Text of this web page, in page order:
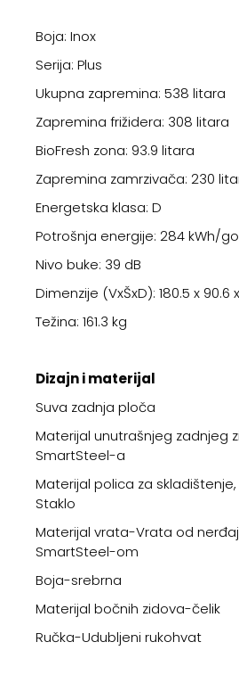
Boja: Inox
Serija: Plus
Ukupna zapremina: 538 litara
Zapremina frižidera: 308 litara
BioFresh zona: 93.9 litara
Zapremina zamrzivača: 230
Energetska klasa: D
Potrošnja energije: 284 kWh/
Nivo buke: 39 dB
Dimenzije (VxŠxD): 180.5 x 90.6
Težina: 161.3 kg
Dizajn i materijal
Suva zadnja ploča
Materijal unutrašnjeg zadnjeg
SmartSteel-a
Materijal polica za
Staklo
Materijal vrata-Vrata od
SmartSteel-om
Boja-srebrna
Materijal bočnih zidova-čelik
Ručka-Udubljeni rukohvat